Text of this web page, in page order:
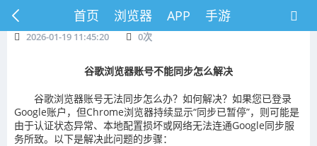
首页 浏览器 APP 手游
2026-01-19 11:45:20 0次
谷歌浏览器账号不能同步怎么解决
谷歌浏览器账号无法同步怎么办？如何解决？如果您已登录
Google账户，但Chrome浏览器持续显示“同步已暂停”，则可能是
由于认证状态异常、本地配置损坏或网络无法连通Google同步服
务所致。以下是解决此问题的步骤：